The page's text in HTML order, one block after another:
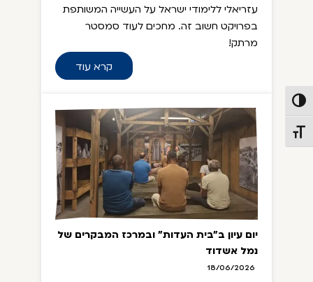
הפעל/כבה ניגודיות גבוהה
מתג גודל גופן
עזריאלי ללימודי ישראל על העשייה המשותפת
בפרויקט חשוב זה. מחכים לעוד סמסטר
מרתק!
קרא עוד
יום עיון ב"בית העדות" ובמרכז המבקרים של
נמל אשדוד
18/06/2026